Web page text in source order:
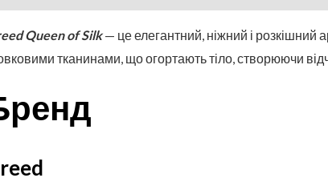
Queen of Silk — це елегантний, ніжний і розкішний
тканинами, що огортають тіло, створюючи